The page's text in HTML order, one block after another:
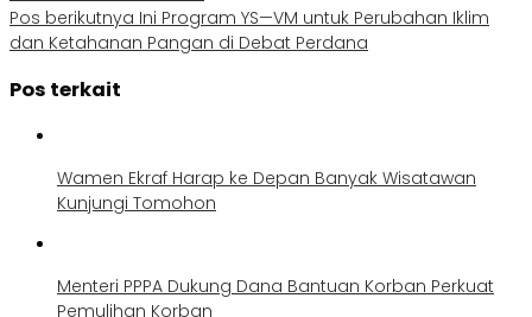
Pos berikutnya Ini Program YS—VM untuk Perubahan Iklim
dan Ketahanan Pangan di Debat Perdana
Pos terkait
Wamen Ekraf Harap ke Depan Banyak Wisatawan
Kunjungi Tomohon
Menteri PPPA Dukung Dana Bantuan Korban Perkuat
Pemulihan Korban